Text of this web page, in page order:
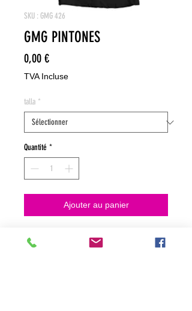
SKU : GMG 426
GMG PINTONES
0,00 €Prix
TVA Incluse
talla *
Quantité *
Ajouter au panier
NO HACEMOS ENVIOS ON LINE